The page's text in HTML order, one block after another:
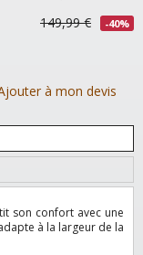
-40%
149,99 €
à mon devis
son confort avec une
à la largeur de la